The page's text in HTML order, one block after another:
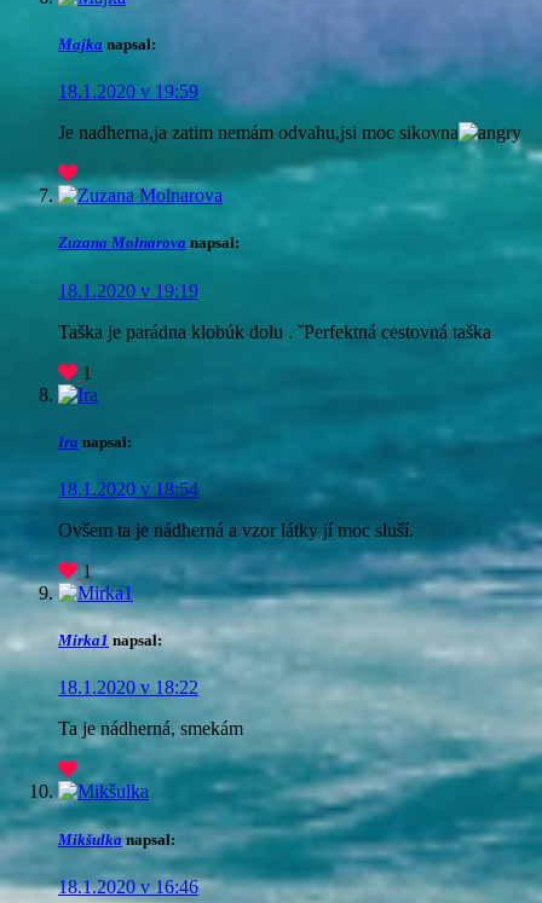
Majka napsal:
18.1.2020 v 19:59
Je nadherna,ja zatim nemám odvahu,jsi moc sikovna
Zuzana Molnarova napsal:
18.1.2020 v 19:19
Taška je parádna klobúk dolu . ˇPerfektná cestovná taška
1
Ira napsal:
18.1.2020 v 18:54
Ovšem ta je nádherná a vzor látky jí moc sluší.
1
Mirka1 napsal:
18.1.2020 v 18:22
Ta je nádherná, smekám
Mikšulka napsal:
18.1.2020 v 16:46